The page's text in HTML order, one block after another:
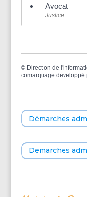
Avocat
Justice
© Direction de
comarquage developpé
Démarches
Démarches